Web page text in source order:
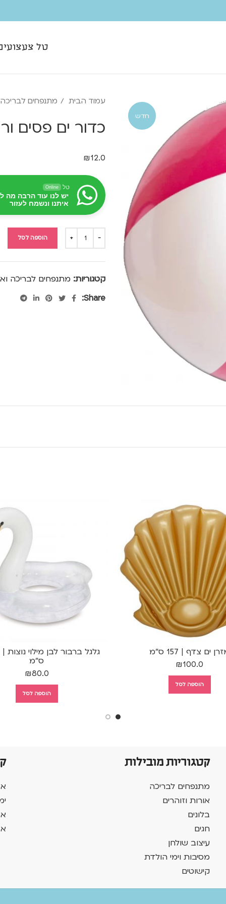
טל
חדש
עמוד הבית מתנפחים
כדור ים פסים
₪12.0
טל Online
יש לנו עוד הרבה מה
איתנו ונשמח לעזור
הוספה לסל
קטגוריות: מתנפחים לבריכה
Share:
ים צדף | 157 ס"מ
₪100.0
הוספה לסל
ס"מ
₪80.0
הוספה לסל
קטגוריות מובילות
מתנפחים לבריכה
אורות וזוהרים
בלונים
חגים
עיצוב שולחן
מסיבות וימי הולדת
קישוטים